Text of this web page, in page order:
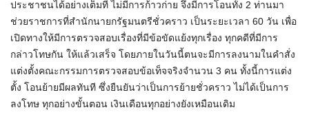
ประชาชนได้อย่างเต็มที่ ไม่มีการก้าวก่าย จึงมีการโอนทั้ง 2 ท่านมา
ช่วยราชการที่สำนักนายกรัฐมนตรีชั่วคราว เป็นระยะเวลา 60 วัน เพื่อ
เปิดทางให้มีการตรวจสอบเรื่องที่มีข้อขัดแย้งทุกเรื่อง ทุกคดีที่มีการ
กล่าวโทษกัน ให้แล้วเสร็จ โดยภายในวันนี้ตนจะมีการลงนามในคำสั่ง
แต่งตั้งคณะกรรมการตรวจสอบข้อเท็จจริงจำนวน 3 คน ทั้งนี้การแต่ง
ตั้ง โอนย้ายมีผลทันที ซึ่งยืนยันว่าเป็นการย้ายชั่วคราว ไม่ได้เป็นการ
ลงโทษ ทุกอย่างขั้นตอน เงินเดือนทุกอย่างยังเหมือนเดิม